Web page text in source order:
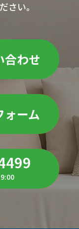
さい。
合わせ
ォーム